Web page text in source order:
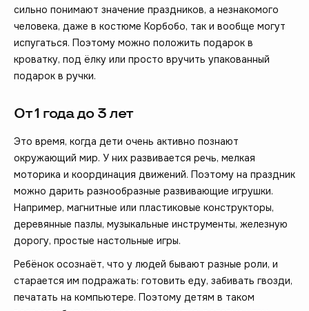
сильно понимают значение праздников, а незнакомого
человека, даже в костюме Корбобо, так и вообще могут
испугаться. Поэтому можно положить подарок в
кроватку, под ёлку или просто вручить упакованный
подарок в ручки.
От 1 года до 3 лет
Это время, когда дети очень активно познают
окружающий мир. У них развивается речь, мелкая
моторика и координация движений. Поэтому на праздник
можно дарить разнообразные развивающие игрушки.
Например, магнитные или пластиковые конструкторы,
деревянные пазлы, музыкальные инструменты, железную
дорогу, простые настольные игры.
Ребёнок осознаёт, что у людей бывают разные роли, и
старается им подражать: готовить еду, забивать гвозди,
печатать на компьютере. Поэтому детям в таком